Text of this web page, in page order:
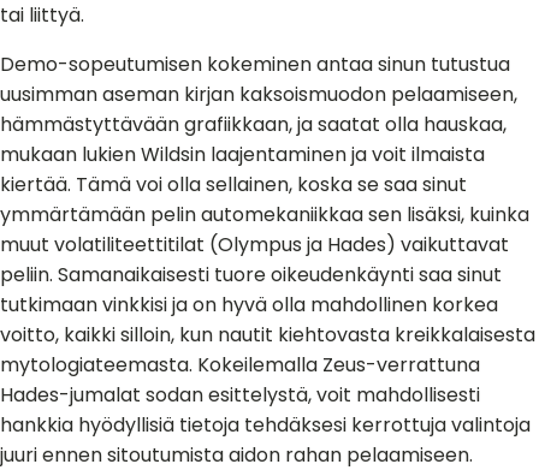
tai liittyä.
Demo-sopeutumisen kokeminen antaa sinun tutustua
uusimman aseman kirjan kaksoismuodon pelaamiseen,
hämmästyttävään grafiikkaan, ja saatat olla hauskaa,
mukaan lukien Wildsin laajentaminen ja voit ilmaista
kiertää. Tämä voi olla sellainen, koska se saa sinut
ymmärtämään pelin automekaniikkaa sen lisäksi, kuinka
muut volatiliteettitilat (Olympus ja Hades) vaikuttavat
peliin. Samanaikaisesti tuore oikeudenkäynti saa sinut
tutkimaan vinkkisi ja on hyvä olla mahdollinen korkea
voitto, kaikki silloin, kun nautit kiehtovasta kreikkalaisesta
mytologiateemasta. Kokeilemalla Zeus-verrattuna
Hades-jumalat sodan esittelystä, voit mahdollisesti
hankkia hyödyllisiä tietoja tehdäksesi kerrottuja valintoja
juuri ennen sitoutumista aidon rahan pelaamiseen.